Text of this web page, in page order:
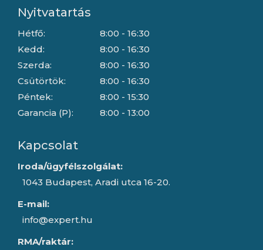
Nyitvatartás
Hétfő:
Kedd:
Szerda:
Csütörtök:
Péntek:
Garancia (P):
8:00 - 16:30
8:00 - 16:30
8:00 - 16:30
8:00 - 16:30
8:00 - 15:30
8:00 - 13:00
Kapcsolat
Iroda/ügyfélszolgálat:
1043 Budapest, Aradi utca 16-20.
E-mail:
info@expert.hu
RMA/raktár: